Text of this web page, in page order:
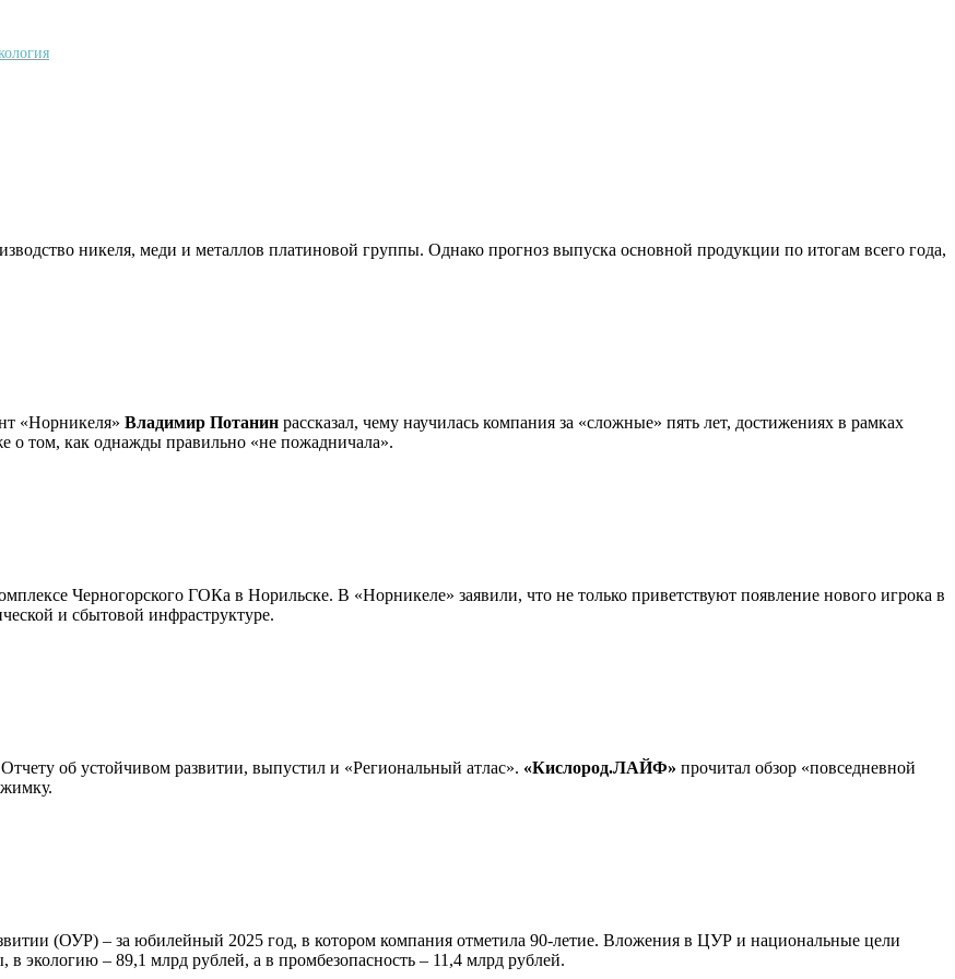
никеля, меди и металлов платиновой группы. Однако прогноз выпуска основной продукции по итогам всего года,
«Норникеля» Владимир Потанин рассказал, чему научилась компания за «сложные» пять лет, достижениях в рамках
том, как однажды правильно «не пожадничала».
Черногорского ГОКа в Норильске. В «Норникеле» заявили, что не только приветствуют появление нового игрока в
и сбытовой инфраструктуре.
об устойчивом развитии, выпустил и «Региональный атлас». «Кислород.ЛАЙФ» прочитал обзор «повседневной
(ОУР) – за юбилейный 2025 год, в котором компания отметила 90-летие. Вложения в ЦУР и национальные цели
экологию – 89,1 млрд рублей, а в промбезопасность – 11,4 млрд рублей.